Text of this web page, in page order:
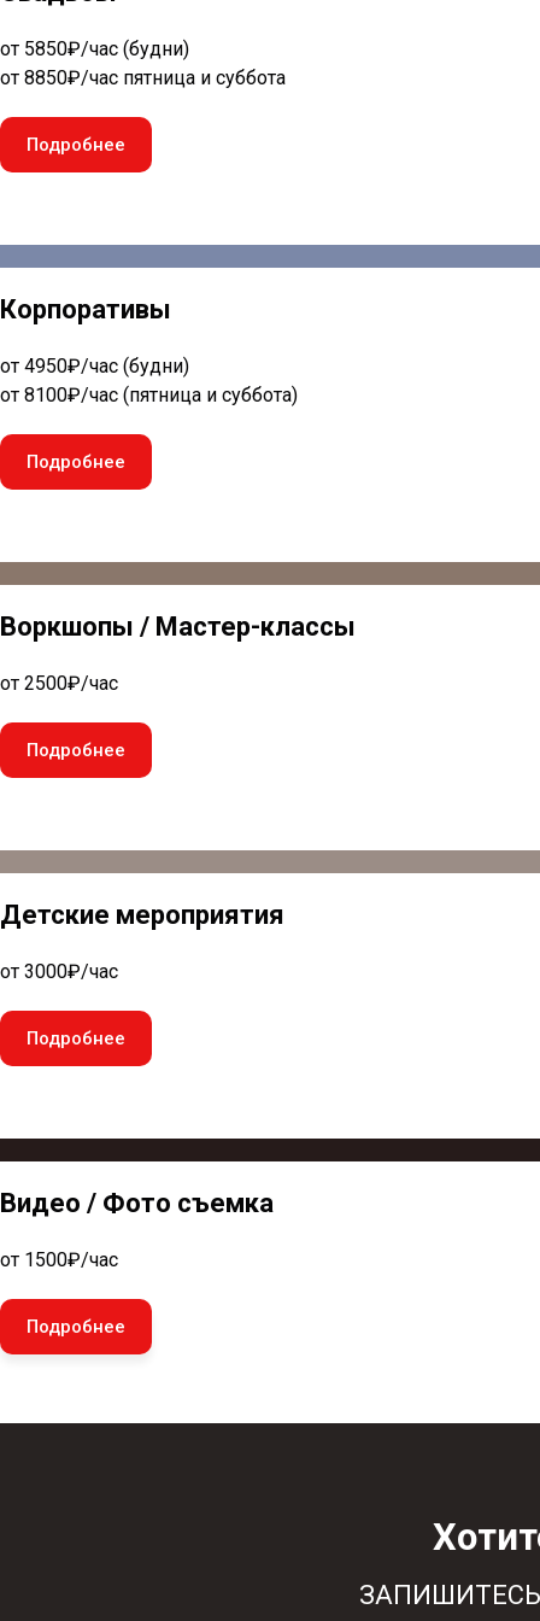
от 5850₽/час (будни)
от 8850₽/час пятница и суббота
Подробнее
Корпоративы
от 4950₽/час (будни)
от 8100₽/час (пятница и суббота)
Подробнее
Воркшопы / Мастер-классы
от 2500₽/час
Подробнее
Детские мероприятия
от 3000₽/час
Подробнее
Видео / Фото съемка
от 1500₽/час
Подробнее